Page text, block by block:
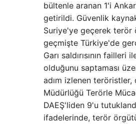
bültenle aranan 1'i
getirildi. Güvenlik
Suriye'ye geçerek terör
geçmişte Türkiye'de
Garı saldırısının
olduğunu saptaması
adım izlenen
Müdürlüğü Terörle
DAEŞ'liden 9'u
ifadelerinde, terör